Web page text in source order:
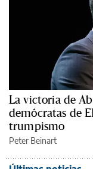
La victoria de
demócratas de
trumpismo
Peter Beinart